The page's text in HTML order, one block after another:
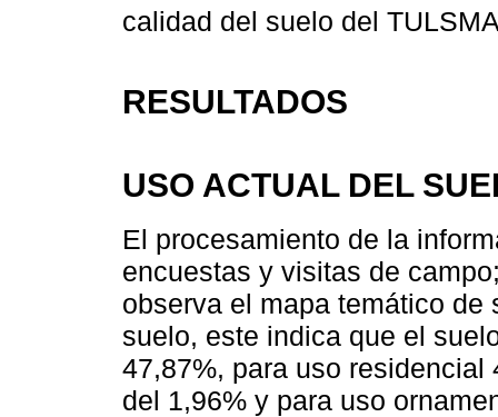
calidad del suelo del
RESULTADOS
USO ACTUAL DEL
El procesamiento de la
encuestas y visitas de
observa el mapa temático
suelo, este indica que el
47,87%, para uso
del 1,96% y para uso